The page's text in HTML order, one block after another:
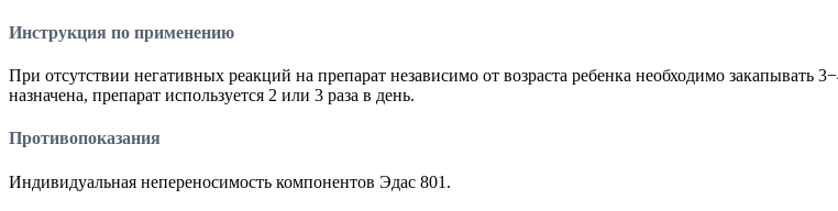
Инструкция по применению
При отсутствии негативных реакций на препарат независимо от возраста ребенка необходимо закапывать
назначена, препарат используется 2 или 3 раза в день.
Противопоказания
Индивидуальная непереносимость компонентов Эдас 801.